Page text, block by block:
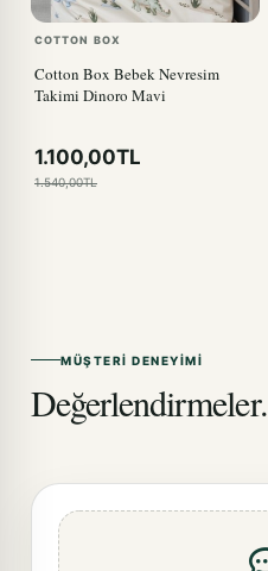
COTTON BOX
Cotton Box Bebek Nevresim
Takimi Dinoro Mavi
1.100,00TL
1.540,00TL
MÜŞTERI DENEYIMI
Değerlendirmeler.